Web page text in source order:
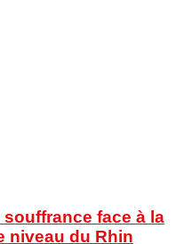
face à la
niveau du Rhin